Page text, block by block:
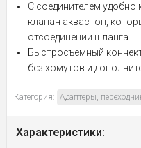
С соединителем удобно
клапан аквастоп,
отсоединении шланга.
Быстросъемный
без хомутов и
Категория: Адаптеры,
Характеристики: